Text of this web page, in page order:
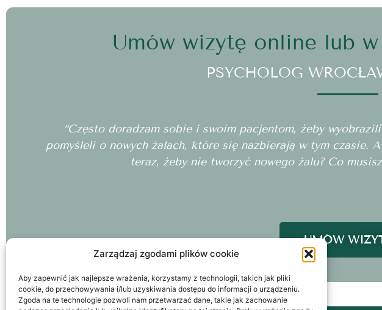
Zarządzaj zgodami plików cookie
Aby zapewnić jak najlepsze wrażenia, korzystamy z technologii, takich jak pliki
cookie, do przechowywania i/lub uzyskiwania dostępu do informacji o urządzeniu.
Zgoda na te technologie pozwoli nam przetwarzać dane, takie jak zachowanie
Umów wizytę online lub
PSYCHOLOG
“Często doradzam sobie i swoim pacjentom, żeby
pomyśleli o nowych żalach, które się nazbierają w tym czasie.
teraz, żeby nie tworzyć nowego żalu? Co
UMÓW